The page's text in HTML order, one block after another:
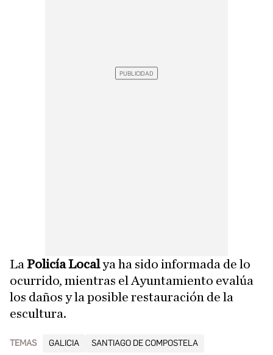
La Policía Localya ha sido informada de lo
ocurrido, mientras el Ayuntamiento evalúa
los daños y la posible restauración de la
escultura.
TEMAS GALICIA SANTIAGO DE COMPOSTELA